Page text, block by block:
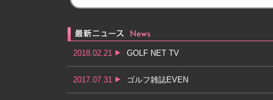
2018.02.21 GOLF NET TV
2017.07.31 ゴルフ雑誌EVEN